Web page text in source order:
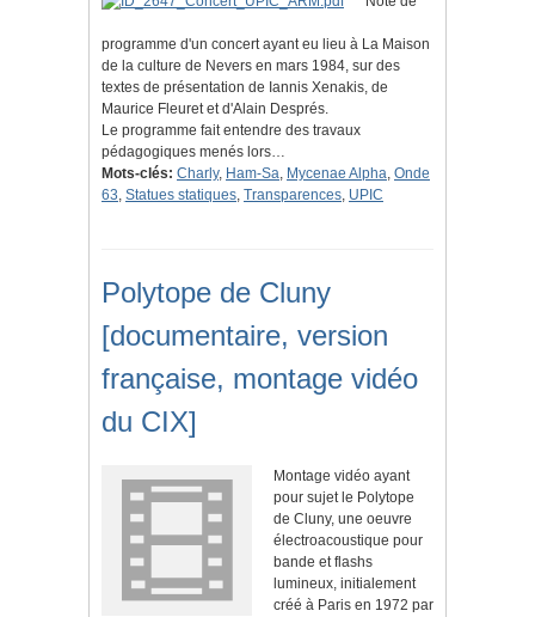
programme d'un concert ayant eu lieu à La Maison
de la culture de Nevers en mars 1984, sur des
textes de présentation de Iannis Xenakis, de
Maurice Fleuret et d'Alain Després.
Le programme fait entendre des travaux
pédagogiques menés lors…
Mots-clés: Charly, Ham-Sa, Mycenae Alpha, Onde
63, Statues statiques, Transparences, UPIC
Polytope de Cluny
[documentaire, version
française, montage vidéo
du CIX]
Montage vidéo ayant
pour sujet le Polytope
de Cluny, une oeuvre
électroacoustique pour
bande et flashs
lumineux, initialement
créé à Paris en 1972 par